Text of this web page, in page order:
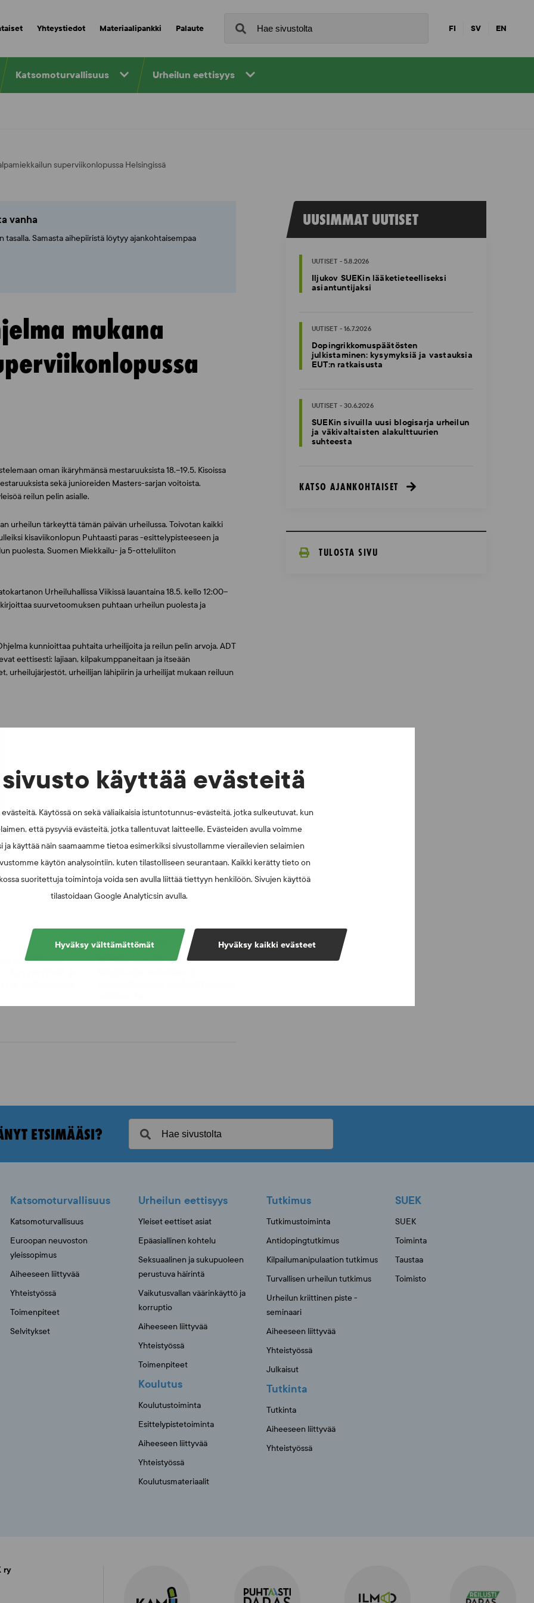
sivusto käyttää evästeitä
Käytössä on sekä väliaikaisia istuntotunnus-evästeitä, jotka sulkeutuvat, kun
että pysyviä evästeitä, jotka tallentuvat laitteelle. Evästeiden avulla voimme
ja käyttää näin saamaamme tietoa esimerkiksi sivustollamme vierailevien selaimien
käytön analysointiin, kuten tilastolliseen seurantaan. Kaikki kerätty tieto on
suoritettuja toimintoja voida sen avulla liittää tiettyyn henkilöön. Sivujen käyttöä
tilastoidaan Google Analyticsin avulla.
Hyväksy kaikki evästeet
Hyväksy välttämättömät
Yhteystiedot Materiaalipankki Palaute FI SV EN
Katsomoturvallisuus Urheilun eettisyys
superviikonlopussa Helsingissä
vanha
tasalla. Samasta aihepiiristä löytyy ajankohtaisempaa
mukana
oman ikäryhmänsä mestaruuksista 18.–19.5. Kisoissa
sekä junioreiden Masters-sarjan voitoista.
reilun pelin asialle.
urheilun tärkeyttä tämän päivän urheilussa. Toivotan kaikki
kisaviikonlopun Puhtaasti paras -esittelypisteeseen ja
puolesta, Suomen Miekkailu- ja 5-otteluliiton
Urheiluhallissa Viikissä lauantaina 18.5. kello 12:00–
suurvetoomuksen puhtaan urheilun puolesta ja
kunnioittaa puhtaita urheilijoita ja reilun pelin arvoja. ADT
eettisesti: lajiaan, kilpakumppaneitaan ja itseään
urheilujärjestöt, urheilijan lähipiirin ja urheilijat mukaan reiluun
UUTISET - 30.6.2026
SUEKin sivuilla uusi
UUSIMMAT UUTISET
UUTISET - 5.8.2026
Iljukov SUEKin lääketieteelliseksi
asiantuntijaksi
UUTISET - 16.7.2026
Dopingrikkomuspäätösten
julkistaminen: kysymyksiä ja vastauksia
EUT:n ratkaisusta
UUTISET - 30.6.2026
SUEKin sivuilla uusi blogisarja urheilun
ja väkivaltaisten alakulttuurien
suhteesta
KATSO AJANKOHTAISET
TULOSTA SIVU
ETSIMÄÄSI?
Katsomoturvallisuus
Katsomoturvallisuus
Euroopan neuvoston
yleissopimus
Aiheeseen liittyvää
Yhteistyössä
Toimenpiteet
Selvitykset
Urheilun eettisyys
Yleiset eettiset asiat
Epäasiallinen kohtelu
Seksuaalinen ja sukupuoleen
perustuva häirintä
Vaikutusvallan väärinkäyttö ja
korruptio
Aiheeseen liittyvää
Yhteistyössä
Toimenpiteet
Koulutus
Koulutustoiminta
Esittelypistetoiminta
Aiheeseen liittyvää
Yhteistyössä
Koulutusmateriaalit
Tutkimus
Tutkimustoiminta
Antidopingtutkimus
Kilpailumanipulaation tutkimus
Turvallisen urheilun tutkimus
Urheilun kriittinen piste -
seminaari
Aiheeseen liittyvää
Yhteistyössä
Julkaisut
Tutkinta
Tutkinta
Aiheeseen liittyvää
Yhteistyössä
SUEK
SUEK
Toiminta
Taustaa
Toimisto
ry